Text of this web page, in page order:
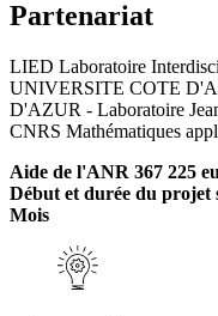
Partenariat
LIED Laboratoire
UNIVERSITE COTE
D'AZUR - Laboratoire
CNRS Mathématiques
Aide de l'ANR 367 225
Début et durée du projet
Mois